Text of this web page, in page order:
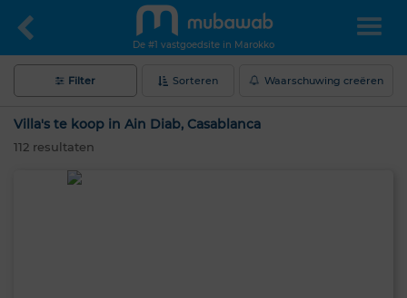
De #1 vastgoedsite in Marokko
Filter Sorteren Waarschuwing creëren
Villa's te koop in Ain Diab, Casablanca
112 resultaten